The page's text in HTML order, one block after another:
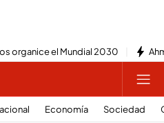
organice el Mundial 2030
Economía Sociedad